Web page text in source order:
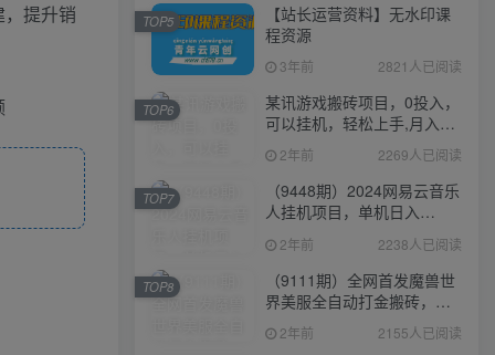
提升销
【站长运营资料】无水印课
程资源
3年前 2821人已阅读
TOP5
某讯游戏搬砖项目，0投入，
可以挂机，轻松上手,月入
3000+上不封顶
2年前 2269人已阅读
TOP6
（9448期）2024网易云音乐
人挂机项目，单机日入
150+，无脑月入5000+
2年前 2238人已阅读
TOP7
（9111期）全网首发魔兽世
界美服全自动打金搬砖，日
入1000+，简单好操作，保
姆级教学
2年前 2155人已阅读
TOP8